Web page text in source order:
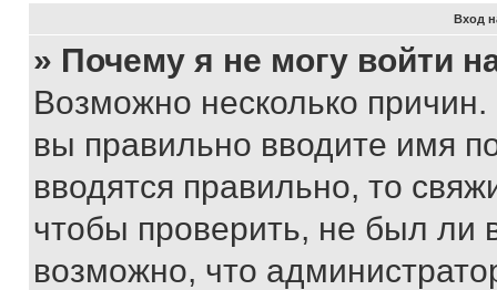
Вход
» Почему я не могу войти
Возможно несколько
вы правильно вводите имя
вводятся правильно, то
чтобы проверить, не был ли
возможно, что